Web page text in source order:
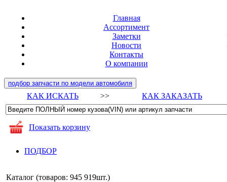
Главная
Ассортимент
Заметки
Новости
Контакты
О компании
подбор запчасти по модели автомобиля
КАК ИСКАТЬ >> КАК ЗАКАЗАТЬ
Показать корзину
ПОДБОР
Каталог (товаров: 945 919шт.)